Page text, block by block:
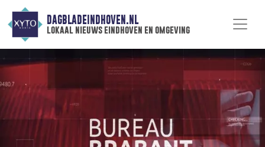
DAGBLADEINDHOVEN.NL
lokaal nieuws eindhoven en omgeving